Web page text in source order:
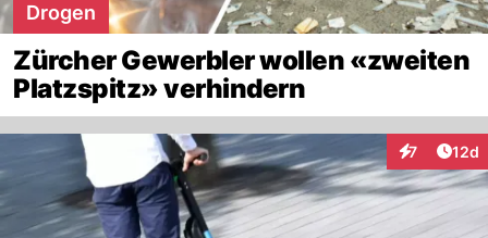
Drogen
Zürcher Gewerbler wollen «zweiten
Platzspitz» verhindern
7 12d